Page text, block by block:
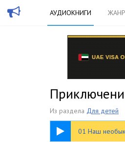
АУДИОКНИГИ
Из раздела Для детей
01 Наш
13:59